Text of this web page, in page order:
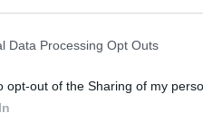
Data Processing Opt Outs
opt-out of the Sharing of my
на САД и од
помагаат на
ГХФ има
храбри хуманитарци.